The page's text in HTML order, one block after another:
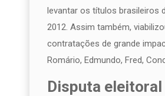
levantar os títulos brasileiros
2012. Assim também,
contratações de grande
Romário, Edmundo, Fred,
Disputa eleitoral